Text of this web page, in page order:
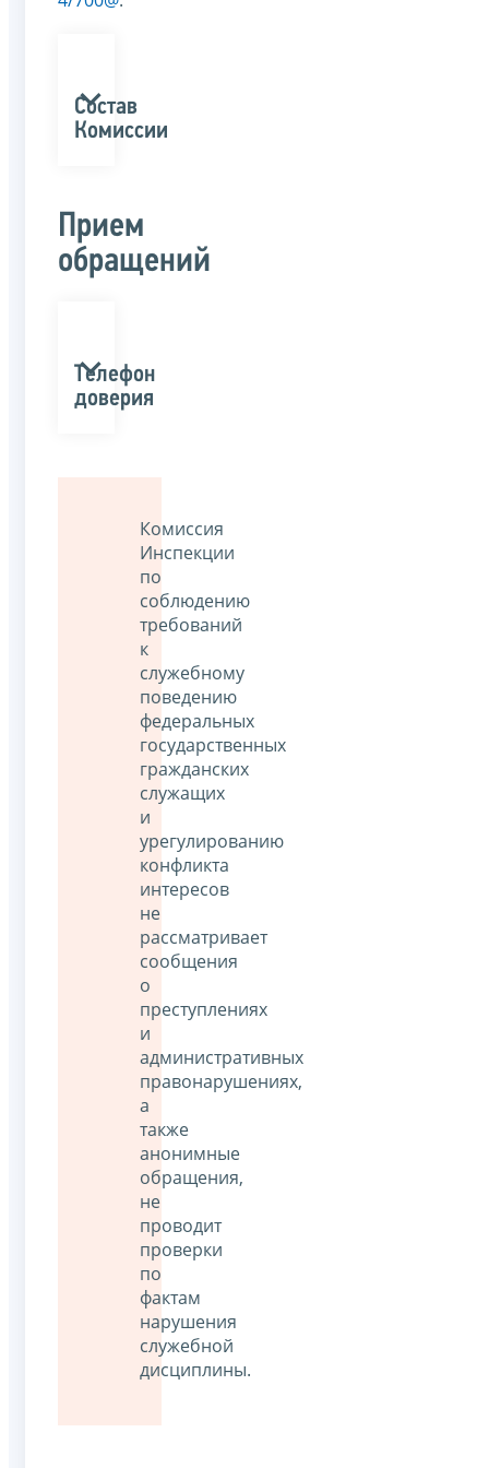
Состав
Комиссии
Прием
обращений
Телефон
доверия
Комиссия
Инспекции
по
соблюдению
требований
к
служебному
поведению
федеральных
государственных
гражданских
служащих
и
урегулированию
конфликта
интересов
не
рассматривает
сообщения
о
преступлениях
и
административных
правонарушениях,
а
также
анонимные
обращения,
не
проводит
проверки
по
фактам
нарушения
служебной
дисциплины.